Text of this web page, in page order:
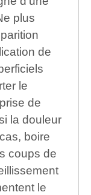
plus
de
le
de
la douleur
boire
coups de
le